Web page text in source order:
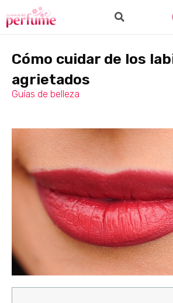
Cómo cuidar de los
agrietados
Guías de belleza